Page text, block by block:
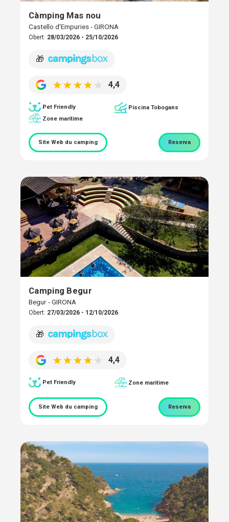
Càmping Mas nou
Castello d'Empuries - GIRONA
Obert: 28/03/2026 - 25/10/2026
🎁
4,4
Pet Friendly
Piscina Tobogans
Zone maritime
Site Web du camping Reserva
Camping Begur
Begur - GIRONA
Obert: 27/03/2026 - 12/10/2026
🎁
4,4
Pet Friendly Zone maritime
Site Web du camping Reserva